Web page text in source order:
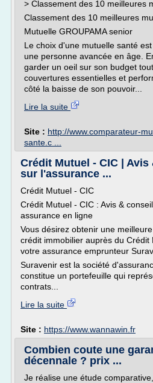
> Classement des 10 meilleures
Classement des 10 meilleures
Mutuelle GROUPAMA senior
Le choix d'une mutuelle santé
une personne avancée en âge.
garder un oeil sur son budget
couvertures essentielles et
côté la baisse de son pouvoir...
Lire la suite
Site : http://www.comparateur-
sante.c ...
Crédit Mutuel - CIC |
sur l'assurance ...
Crédit Mutuel - CIC
Crédit Mutuel - CIC : Avis &
assurance en ligne
Vous désirez obtenir une
crédit immobilier auprès du
votre assurance emprunteur
Suravenir est la société
constitue un portefeuille qui
contrats...
Lire la suite
Site : https://www.wannawin.fr
Combien coute une
décennale ? prix ...
Je réalise une étude